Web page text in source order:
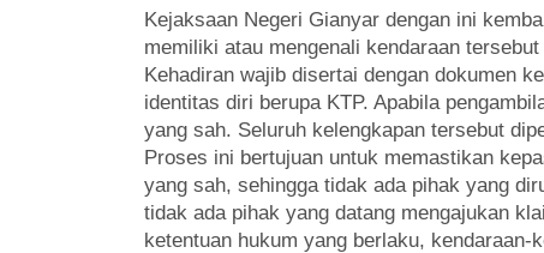
Kejaksaan Negeri Gianyar dengan ini
memiliki atau mengenali kendaraan
Kehadiran wajib disertai dengan dokumen
identitas diri berupa KTP. Apabila
yang sah. Seluruh kelengkapan tersebut
Proses ini bertujuan untuk memastikan
yang sah, sehingga tidak ada pihak yang
tidak ada pihak yang datang mengajukan
ketentuan hukum yang berlaku,